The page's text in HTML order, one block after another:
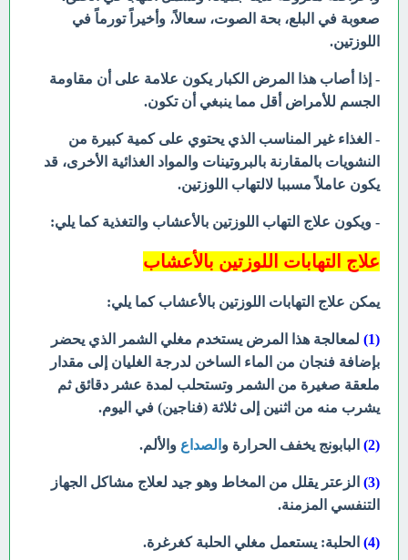
صعوبة في البلع، بحة الصوت، سعالاً، وأخيراً تورماً في
اللوزتين.
- إذا أصاب هذا المرض الكبار يكون علامة على أن مقاومة
الجسم للأمراض أقل مما ينبغي أن تكون.
- الغذاء غير المناسب الذي يحتوي على كمية كبيرة من
النشويات بالمقارنة بالبروتينات والمواد الغذائية الأخرى، قد
يكون عاملاً مسببا لالتهاب اللوزتين.
- ويكون علاج التهاب اللوزتين بالأعشاب والتغذية كما يلي:
علاج التهابات اللوزتين بالأعشاب
يمكن علاج التهابات اللوزتين بالأعشاب كما يلي:
(1)
لمعالجة هذا المرض يستخدم مغلي الشمر الذي يحضر
بإضافة فنجان من الماء الساخن لدرجة الغليان إلى مقدار
ملعقة صغيرة من الشمر وتستحلب لمدة عشر دقائق ثم
يشرب منه من اثنين إلى ثلاثة (فناجين) في اليوم.
(2) البابونج يخفف الحرارة و الصداع والألم.
(3)
الزعتر يقلل من المخاط وهو جيد لعلاج مشاكل الجهاز
التنفسي المزمنة.
(4) الحلبة: يستعمل مغلي الحلبة كغرغرة.